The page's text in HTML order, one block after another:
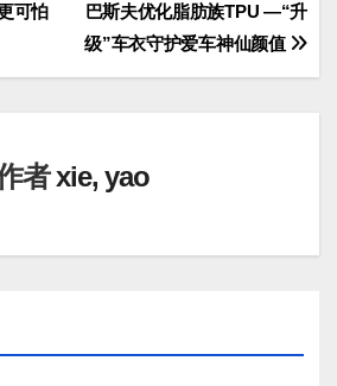
巴斯夫优化脂肪族TPU —“升
级”车衣守护爱车神仙颜值
可怕
者xie, yao